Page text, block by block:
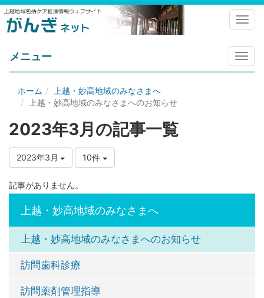
メ
ニ
メニュー
ホーム
上越・妙高地域のみなさまへ
上越・妙高地域のみなさまへのお知らせ
2023年3月の記事一覧
2023年3月 10件
記事がありません。
上越・妙高地域のみなさまへ
上越・妙高地域のみなさまへのお知らせ
訪問歯科診療
訪問薬剤管理指導